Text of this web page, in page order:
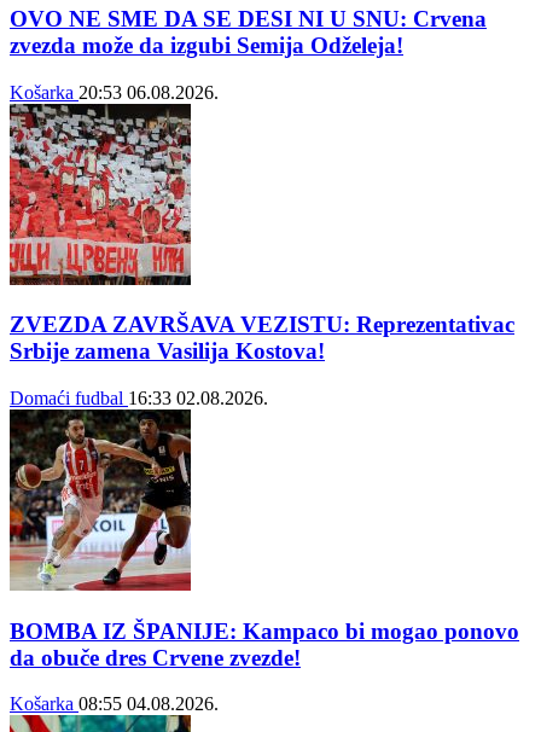
OVO NE SME DA SE DESI NI U SNU: Crvena
zvezda može da izgubi Semija Odželeja!
Košarka 20:53 06.08.2026.
ZVEZDA ZAVRŠAVA VEZISTU: Reprezentativac
Srbije zamena Vasilija Kostova!
Domaći fudbal 16:33 02.08.2026.
BOMBA IZ ŠPANIJE: Kampaco bi mogao ponovo
da obuče dres Crvene zvezde!
Košarka 08:55 04.08.2026.